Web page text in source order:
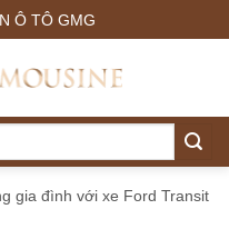
Ô TÔ GMG
gia đình với xe Ford Transit